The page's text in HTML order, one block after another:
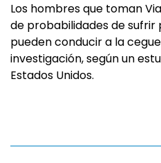
Los hombres que toman
de probabilidades de
pueden conducir a la
investigación, según un
Estados Unidos.